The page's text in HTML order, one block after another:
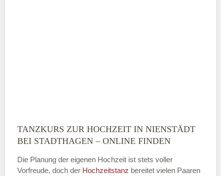
Montag
—
TANZKURS ZUR HOCHZEIT IN NIENSTÄDT
BEI STADTHAGEN – ONLINE FINDEN
Die Planung der eigenen Hochzeit ist stets voller
Vorfreude, doch der Hochzeitstanz bereitet vielen Paaren